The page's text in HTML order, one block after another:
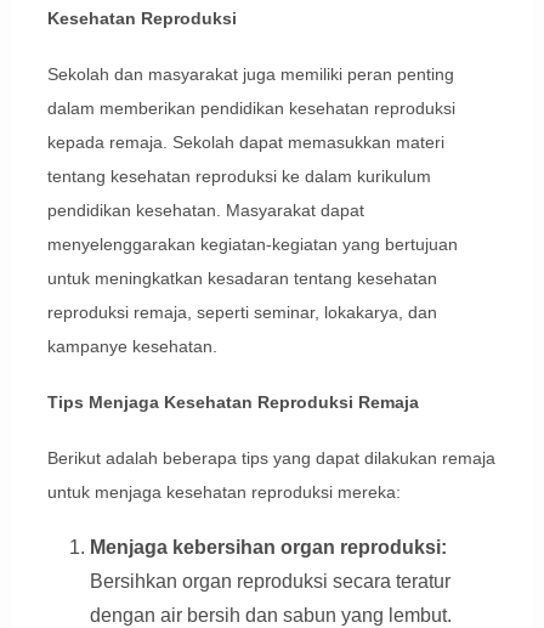
Kesehatan Reproduksi
Sekolah dan masyarakat juga memiliki peran penting
dalam memberikan pendidikan kesehatan reproduksi
kepada remaja. Sekolah dapat memasukkan materi
tentang kesehatan reproduksi ke dalam kurikulum
pendidikan kesehatan. Masyarakat dapat
menyelenggarakan kegiatan-kegiatan yang bertujuan
untuk meningkatkan kesadaran tentang kesehatan
reproduksi remaja, seperti seminar, lokakarya, dan
kampanye kesehatan.
Tips Menjaga Kesehatan Reproduksi Remaja
Berikut adalah beberapa tips yang dapat dilakukan remaja
untuk menjaga kesehatan reproduksi mereka:
Menjaga kebersihan organ reproduksi:
Bersihkan organ reproduksi secara teratur
dengan air bersih dan sabun yang lembut.